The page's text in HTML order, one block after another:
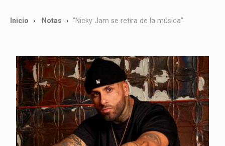
Inicio Notas "Nicky Jam se retira de la música"